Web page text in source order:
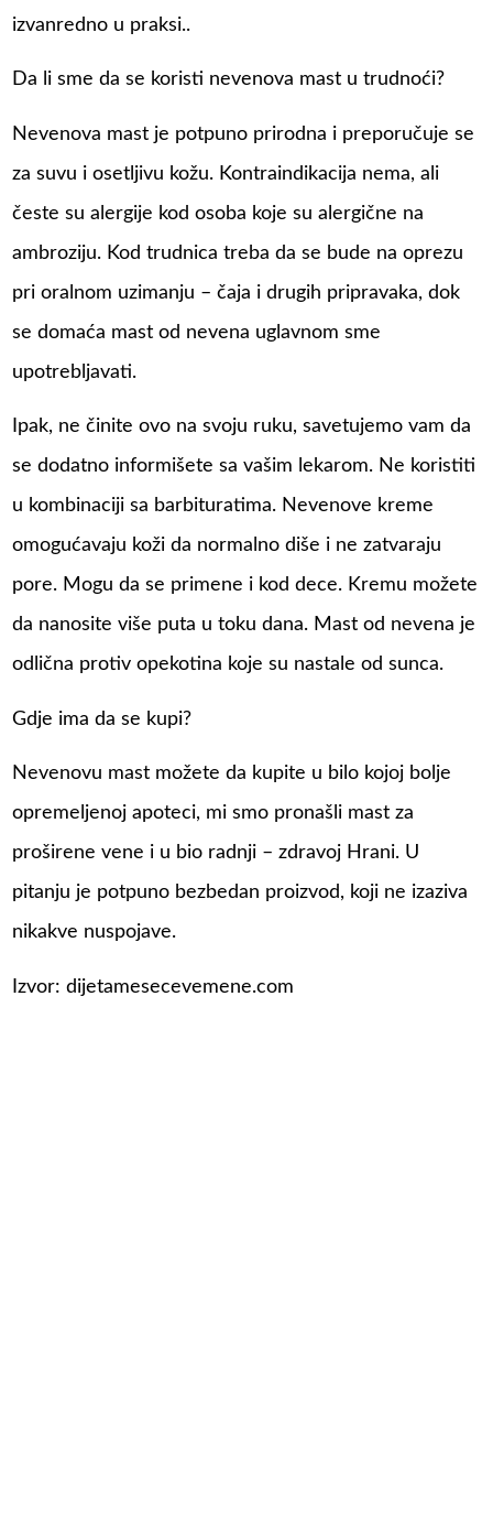
izvanredno u praksi..
Da li sme da se koristi nevenova mast u trudnoći?
Nevenova mast je potpuno prirodna i preporučuje se
za suvu i osetljivu kožu. Kontraindikacija nema, ali
česte su alergije kod osoba koje su alergične na
ambroziju. Kod trudnica treba da se bude na oprezu
pri oralnom uzimanju – čaja i drugih pripravaka, dok
se domaća mast od nevena uglavnom sme
upotrebljavati.
Ipak, ne činite ovo na svoju ruku, savetujemo vam da
se dodatno informišete sa vašim lekarom. Ne koristiti
u kombinaciji sa barbituratima. Nevenove kreme
omogućavaju koži da normalno diše i ne zatvaraju
pore. Mogu da se primene i kod dece. Kremu možete
da nanosite više puta u toku dana. Mast od nevena je
odlična protiv opekotina koje su nastale od sunca.
Gdje ima da se kupi?
Nevenovu mast možete da kupite u bilo kojoj bolje
opremeljenoj apoteci, mi smo pronašli mast za
proširene vene i u bio radnji – zdravoj Hrani. U
pitanju je potpuno bezbedan proizvod, koji ne izaziva
nikakve nuspojave.
Izvor: dijetamesecevemene.com